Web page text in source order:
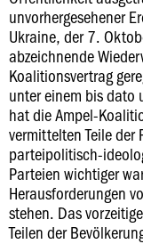
unvorhergesehener
Ukraine, der 7.
abzeichnende
Koalitionsvertrag
unter einem bis dato
hat die Ampel-
vermittelten Teile der
parteipolitisch-
Parteien wichtiger
Herausforderungen
stehen. Das
Teilen der